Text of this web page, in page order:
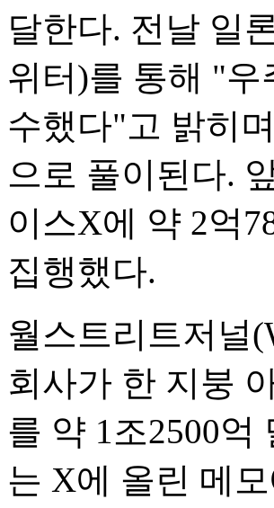
달한다. 전날 일
위터)를 통해 "
수했다"고 밝히
으로 풀이된다.
이스X에 약 2억
집행했다.
월스트리트저널
회사가 한 지붕
를 약 1조2500억
는 X에 올린 메